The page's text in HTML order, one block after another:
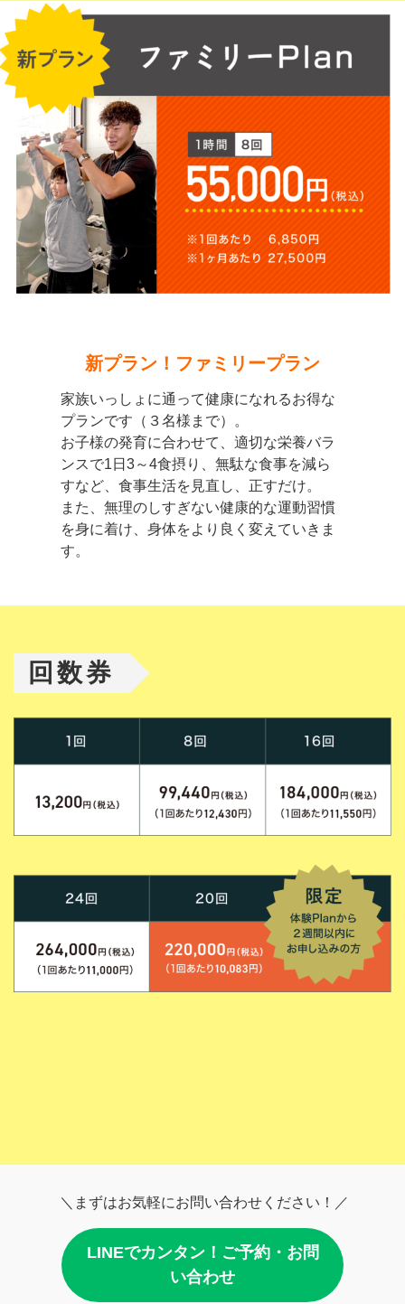
新プラン！ファミリープラン
家族いっしょに通って健康になれるお得な
プランです（３名様まで）。
お子様の発育に合わせて、適切な栄養バラ
ンスで1日3～4食摂り、無駄な食事を減ら
すなど、食事生活を見直し、正すだけ。
また、無理のしすぎない健康的な運動習慣
を身に着け、身体をより良く変えていきま
す。
回数券
＼まずはお気軽にお問い合わせください！／
LINEでカンタン！ご予約・お問
い合わせ